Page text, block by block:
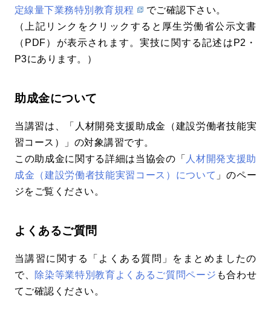
定線量下業務特別教育規程
でご確認下さい。
（上記リンクをクリックすると厚生労働省公示文書
（PDF）が表示されます。実技に関する記述はP2・
P3にあります。）
助成金について
当講習は、「人材開発支援助成金（建設労働者技能実
習コース）」の対象講習です。
この助成金に関する詳細は当協会の「 人材開発支援助
成金（建設労働者技能実習コース）について 」のペー
ジをご覧ください。
よくあるご質問
当講習に関する「よくある質問」をまとめましたの
で、 除染等業特別教育よくあるご質問ページ も合わせ
てご確認ください。